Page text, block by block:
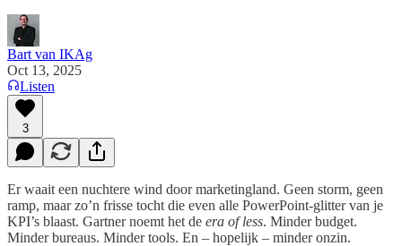
Bart van IKAg
Oct 13, 2025
Listen
3
Er waait een nuchtere wind door marketingland. Geen storm, geen
ramp, maar zo’n frisse tocht die even alle PowerPoint-glitter van je
KPI’s blaast. Gartner noemt het de era of less. Minder budget.
Minder bureaus. Minder tools. En – hopelijk – minder onzin.